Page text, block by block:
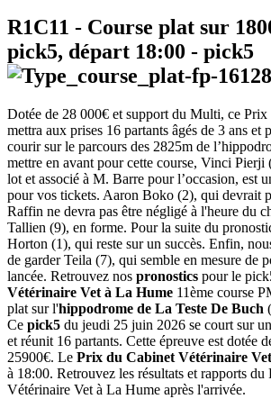
R1C11 - Course plat sur
pick5, départ 18:00 - pick5
Dotée de 28 000€ et support du Multi, ce
mettra aux prises 16 partants âgés de 3 ans et
courir sur le parcours des 2825m de
mettre en avant pour cette course, Vinci Pierji
lot et associé à M. Barre pour l’occasion, est
pour vos tickets. Aaron Boko (2), qui devrait
Raffin ne devra pas être négligé à l'heure du
Tallien (9), en forme. Pour la suite du
Horton (1), qui reste sur un succès. Enfin,
de garder Teila (7), qui semble en mesure de
lancée. Retrouvez nos pronostics pour le
Vétérinaire Vet à La Hume 11ème course
plat sur l'hippodrome de La Teste De Buch
Ce pick5 du jeudi 25 juin 2026 se court sur
et réunit 16 partants. Cette épreuve est dotée
25900€. Le Prix du Cabinet Vétérinaire
à 18:00. Retrouvez les résultats et rapports
Vétérinaire Vet à La Hume après l'arrivée.